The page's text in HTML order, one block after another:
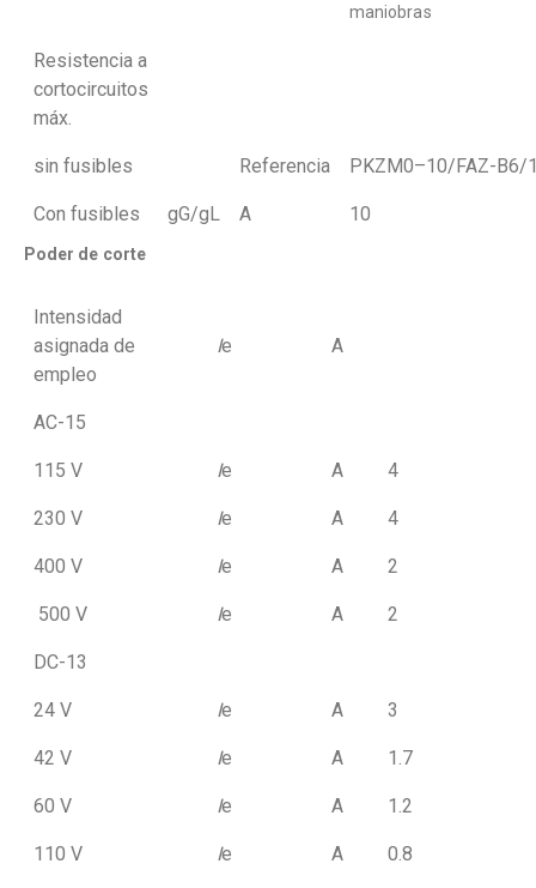
maniobras
Resistencia a
cortocircuitos
máx.
sin fusibles Referencia PKZM0–10/FAZ-B6/
Con fusibles gG/gL A 10
Poder de corte
Intensidad
asignada de
empleo
Ie A
AC-15
115 V Ie A 4
230 V Ie A 4
400 V Ie A 2
500 V Ie A 2
DC-13
24 V Ie A 3
42 V Ie A 1.7
60 V Ie A 1.2
110 V Ie A 0.8